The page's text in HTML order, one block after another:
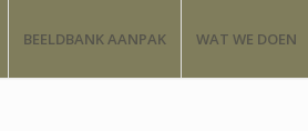
BEELDBANK AANPAK WAT WE DOEN